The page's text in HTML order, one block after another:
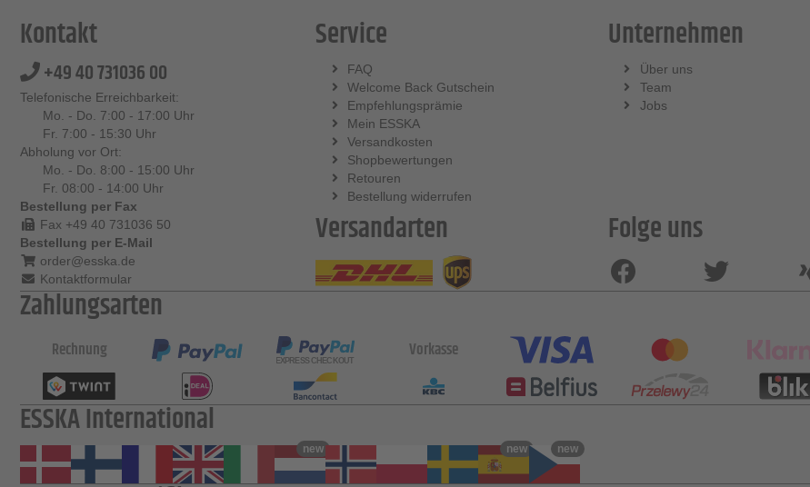
Kontakt
+49 40 731036 00
Telefonische Erreichbarkeit:
Mo. - Do. 7:00 - 17:00 Uhr
Fr. 7:00 - 15:30 Uhr
Abholung vor Ort:
Mo. - Do. 8:00 - 15:00 Uhr
Fr. 08:00 - 14:00 Uhr
Bestellung per Fax
Fax +49 40 731036 50
Bestellung per E-Mail
order@esska.de
Kontaktformular
Service
FAQ
Welcome Back Gutschein
Empfehlungsprämie
Mein ESSKA
Versandkosten
Shopbewertungen
Retouren
Bestellung widerrufen
Unternehmen
Über uns
Team
Jobs
Versandarten
Folge uns
Zahlungsarten
Rechnung Vorkasse
ESSKA International
new new new